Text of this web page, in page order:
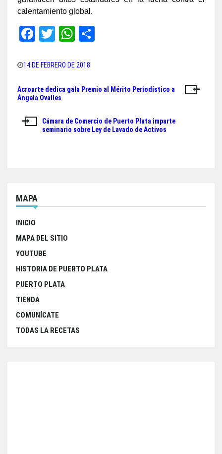
calentamiento global.
Fa
bo
ok
T
tt
er
W
ts
A
pp
14 DE FEBRERO DE 2018
Navegación
entradas
Acroarte dedica gala Premio al Mérito Periodístico a
Ángela Ovalles
Cámara de Comercio de Puerto Plata imparte
seminario sobre Ley de Lavado de Activos
MAPA
INICIO
MAPA DEL SITIO
YOUTUBE
HISTORIA DE PUERTO PLATA
PUERTO PLATA
TIENDA
COMUNÍCATE
TODAS LA RECETAS